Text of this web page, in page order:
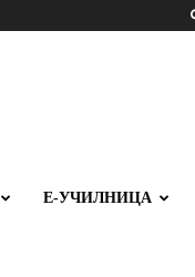
Е-УЧИЛНИЦА